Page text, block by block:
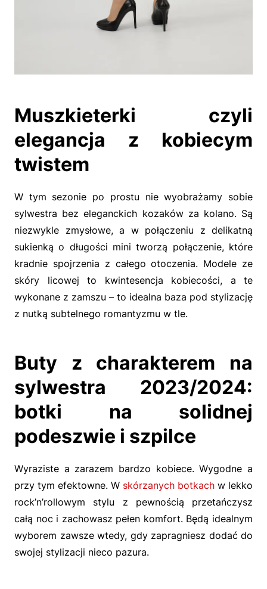
Muszkieterki czyli
elegancja z kobiecym
twistem
W tym sezonie po prostu nie wyobrażamy sobie
sylwestra bez eleganckich kozaków za kolano. Są
niezwykle zmysłowe, a w połączeniu z delikatną
sukienką o długości mini tworzą połączenie, które
kradnie spojrzenia z całego otoczenia. Modele ze
skóry licowej to kwintesencja kobiecości, a te
wykonane z zamszu – to idealna baza pod stylizację
z nutką subtelnego romantyzmu w tle.
Buty z charakterem na
sylwestra 2023/2024:
botki na solidnej
podeszwie i szpilce
Wyraziste a zarazem bardzo kobiece. Wygodne a
przy tym efektowne. W skórzanych botkach w lekko
rock’n’rollowym stylu z pewnością przetańczysz
całą noc i zachowasz pełen komfort. Będą idealnym
wyborem zawsze wtedy, gdy zapragniesz dodać do
swojej stylizacji nieco pazura.